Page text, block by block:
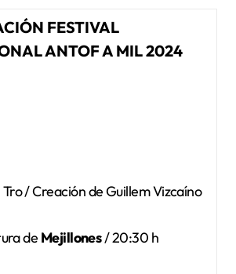
FESTIVAL
ANTOF A MIL 2024
Tro / Creación de Guillem Vizcaíno
de Mejillones/ 20:30 h